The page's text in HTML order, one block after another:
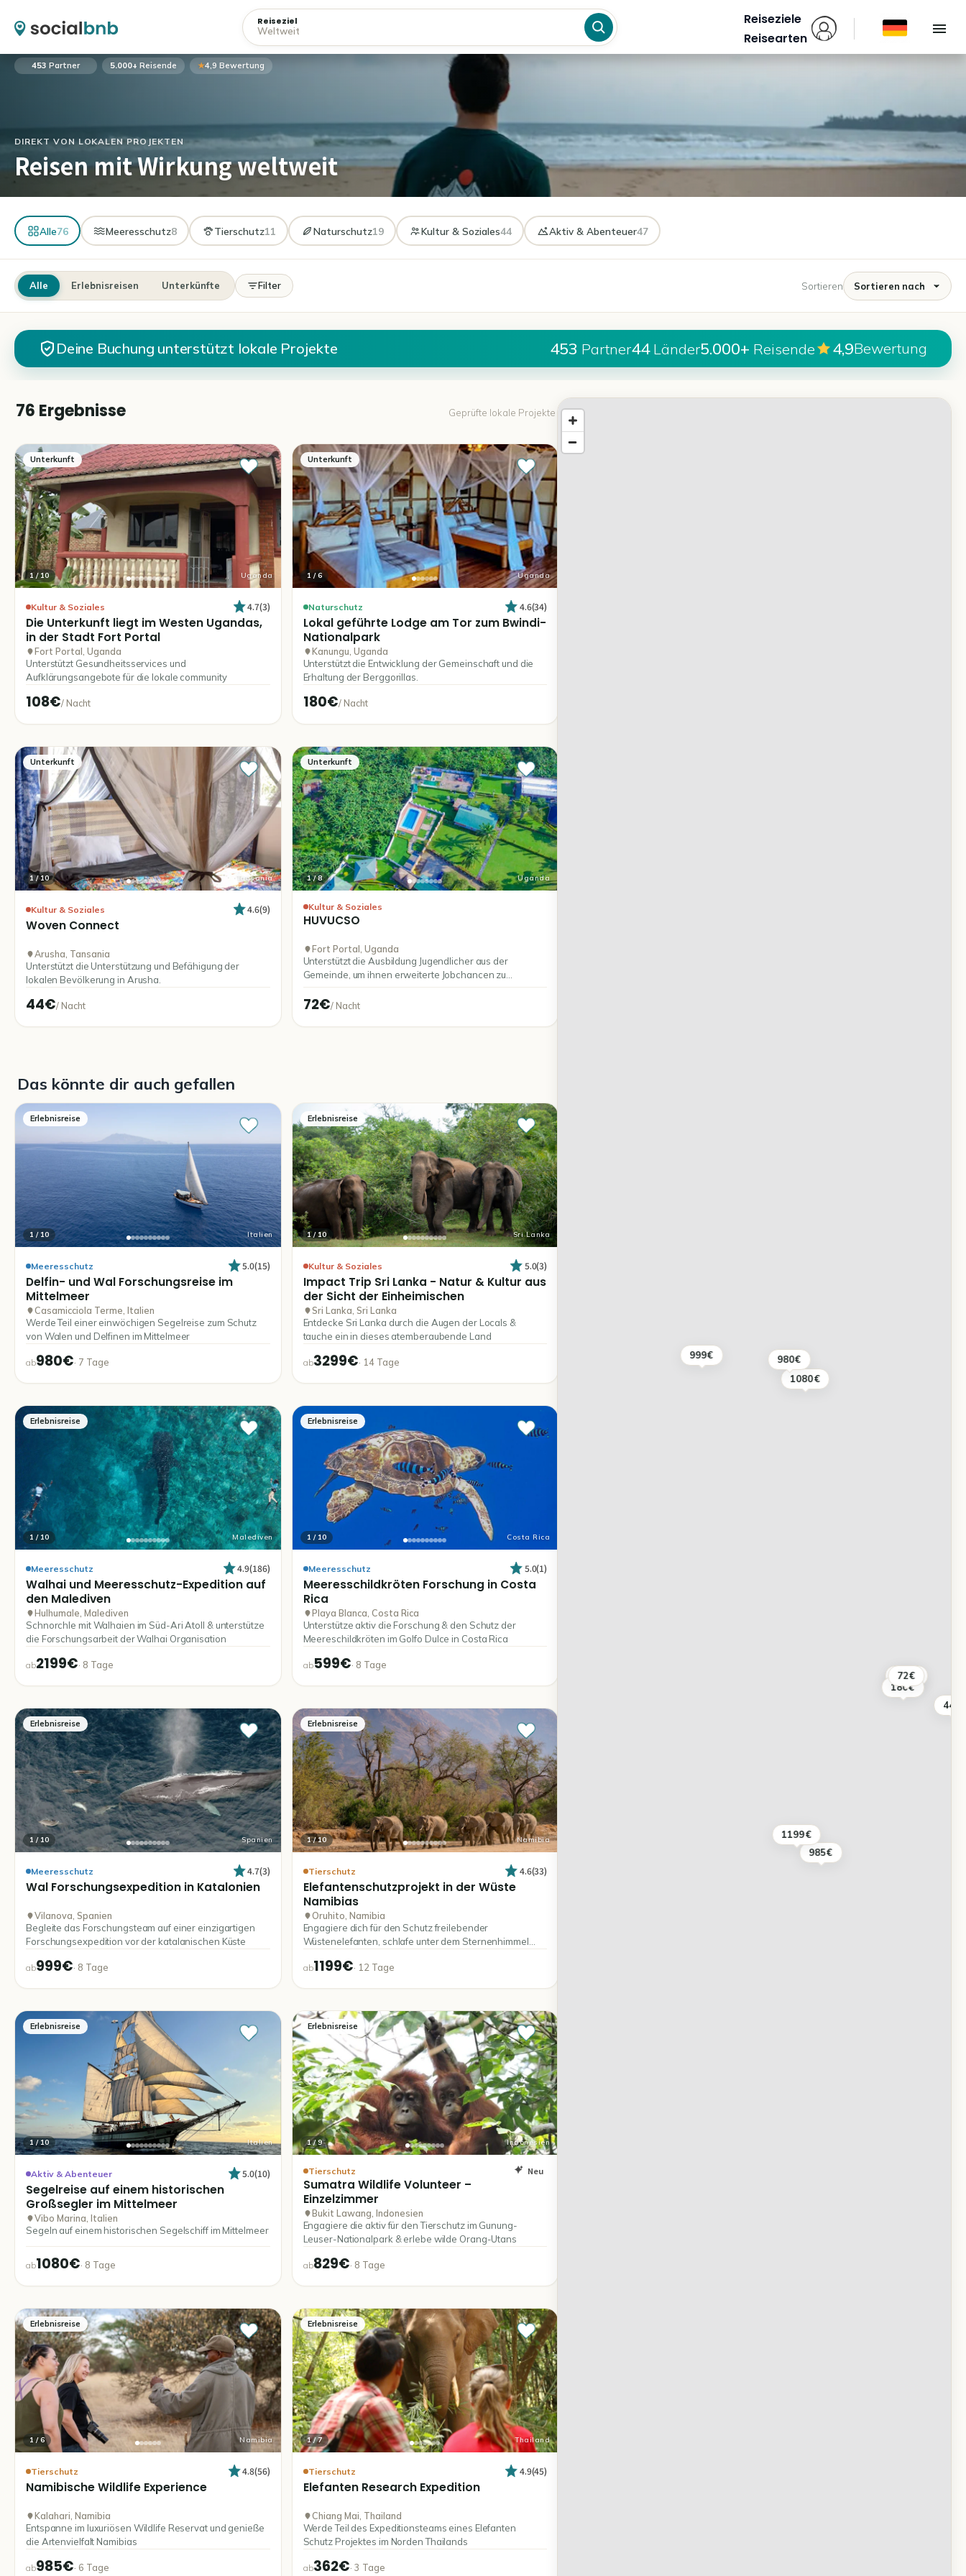
453 Partner 5.000+ Reisende ★4,9 Bewertung
DIREKT VON LOKALEN PROJEKTEN
Reisen mit Wirkung weltweit
Reiseziel
Reiseziele
Reisearten
Alle76 Meeresschutz8 Tierschutz11 Naturschutz19 Kultur & Soziales44 Aktiv & Abenteuer47
Alle Erlebnisreisen Unterkünfte Filter Sortieren Sortieren nach
Deine Buchung unterstützt lokale Projekte 453 Partner44 Länder5.000+ Reisende 4,9Bewertung
76 Ergebnisse Geprüfte lokale Projekte
Unterkunft
1/ 10 Uganda
Kultur & Soziales 4.7(3)
Die Unterkunft liegt imWesten Ugandas​,​
in der Stadt Fort Portal
Fort Portal, Uganda
Unterstützt Gesundheitsservices und
Aufklärungsangebote für die lokale community
108€/ Nacht
Unterkunft
1/6 Uganda
Naturschutz 4.6(34)
Lokal geführte Lodge am Tor zum Bwindi-
Nationalpark
Kanungu, Uganda
Unterstützt die Entwicklung der Gemeinschaft und die
Erhaltung der Berggorillas.
180€/ Nacht
Unterkunft
1/10 Tansania
Kultur & Soziales 4.6(9)
Woven Connect
Arusha, Tansania
Unterstützt die Unterstützung und Befähigung der
lokalen Bevölkerung in Arusha.
44€/ Nacht
Unterkunft
1/8 Uganda
Kultur & Soziales
HUVUCSO
Fort Portal, Uganda
Unterstützt die Ausbildung Jugendlicher aus der
Gemeinde, um ihnen erweiterte Jobchancen zu
ermögliche...
72€/ Nacht
Das könnte dir auch gefallen
Erlebnisreise
1 / 10 Italien
Meeresschutz 5.0(15)
Delfin- und Wal Forschungsreise im
Mittelmeer
Casamicciola Terme, Italien
Werde Teil einer einwöchigen Segelreise zum Schutz
von Walen und Delfinen im Mittelmeer
ab980€· 7 Tage
Erlebnisreise
1/10 Sri Lanka
Kultur & Soziales 5.0(3)
Impact Trip Sri Lanka - Natur & Kultur aus
der Sicht der Einheimischen
Sri Lanka, Sri Lanka
Entdecke Sri Lanka durch die Augen der Locals &
tauche ein in dieses atemberaubende Land
ab3299€· 14 Tage
Erlebnisreise
1 / 10 Malediven
Meeresschutz 4.9(186)
Walhai und Meeresschutz-Expedition auf
den Malediven
Hulhumale, Malediven
Schnorchle mit Walhaien im Süd-Ari Atoll & unterstütze
die Forschungsarbeit der Walhai Organisation
ab2199€· 8 Tage
Erlebnisreise
1 / 10 Costa Rica
Meeresschutz 5.0(1)
Meeresschildkröten Forschung in Costa
Rica
Playa Blanca, Costa Rica
Unterstütze aktiv die Forschung & den Schutz der
Meereschildkröten im Golfo Dulce in Costa Rica
ab599€· 8 Tage
Erlebnisreise
1 / 10 Spanien
Meeresschutz 4.7(3)
Wal Forschungsexpedition in Katalonien
Vilanova, Spanien
Begleite das Forschungsteam auf einer einzigartigen
Forschungsexpedition vor der katalanischen Küste
ab999€· 8 Tage
Erlebnisreise
1/10 Namibia
Tierschutz 4.6(33)
Elefantenschutzprojekt in der Wüste
Namibias
Oruhito, Namibia
Engagiere dich für den Schutz freilebender
Wüstenelefanten, schlafe unter dem Sternenhimmel
ab1199€· 12 Tage
Erlebnisreise
1 / 10 Italien
Aktiv & Abenteuer 5.0(10)
Segelreise auf einem historischen
Großsegler im Mittelmeer
Vibo Marina, Italien
Segeln auf einem historischen Segelschiff im Mittelmeer
ab1080€· 8 Tage
Erlebnisreise
1/9 Indonesien
Tierschutz Neu
Sumatra Wildlife Volunteer –
Einzelzimmer
Bukit Lawang, Indonesien
Engagiere die aktiv für den Tierschutz im Gunung-
Leuser-Nationalpark & erlebe wilde Orang-Utans
ab829€· 8 Tage
Erlebnisreise
1 /6 Namibia
Tierschutz 4.8(56)
NamibischeWildlife Experience
Kalahari, Namibia
Entspanne im luxuriösen Wildlife Reservat und genieße
die Artenvielfalt Namibias
ab985€· 6 Tage
Erlebnisreise
1/7 Thailand
Tierschutz 4.9(45)
Elefanten Research Expedition
Chiang Mai, Thailand
Werde Teil des Expeditionsteams eines Elefanten
Schutz Projektes im Norden Thailands
ab362€· 3 Tage
985€
1080€
1199€
999€
599€
980€
108€
44€
180€
72€